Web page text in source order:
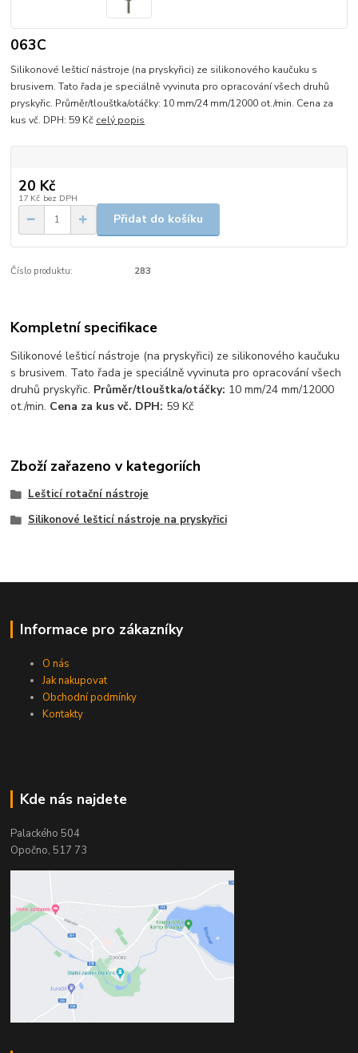
063C
Silikonové lešticí nástroje (na pryskyřici) ze silikonového kaučuku s
brusivem. Tato řada je speciálně vyvinuta pro opracování všech druhů
pryskyřic. Průměr/tlouštka/otáčky: 10 mm/24 mm/12000 ot./min. Cena za
kus vč. DPH: 59 Kč celý popis
20 Kč
17 Kč bez DPH
Přidat do košíku
Číslo produktu: 283
Kompletní specifikace
Silikonové lešticí nástroje (na pryskyřici) ze silikonového kaučuku
s brusivem. Tato řada je speciálně vyvinuta pro opracování všech
druhů pryskyřic. Průměr/tlouštka/otáčky: 10 mm/24 mm/12000
ot./min. Cena za kus vč. DPH: 59 Kč
Zboží zařazeno v kategoriích
Lešticí rotační nástroje
Silikonové lešticí nástroje na pryskyřici
Informace pro zákazníky
O nás
Jak nakupovat
Obchodní podmínky
Kontakty
Kde nás najdete
Palackého 504
Opočno, 517 73